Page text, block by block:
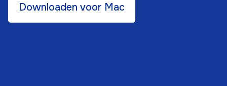
Downloaden voor Mac